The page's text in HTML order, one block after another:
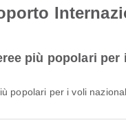
più popolari
popolari per i voli